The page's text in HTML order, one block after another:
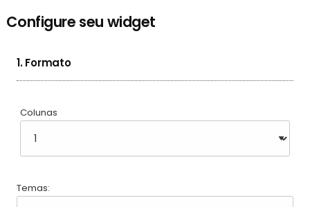
Configure seu widget
1. Formato
Colunas
Temas: